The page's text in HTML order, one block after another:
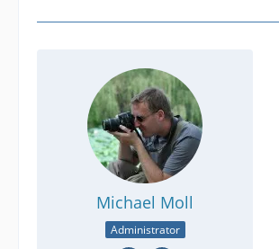
Michael Moll
Administrator